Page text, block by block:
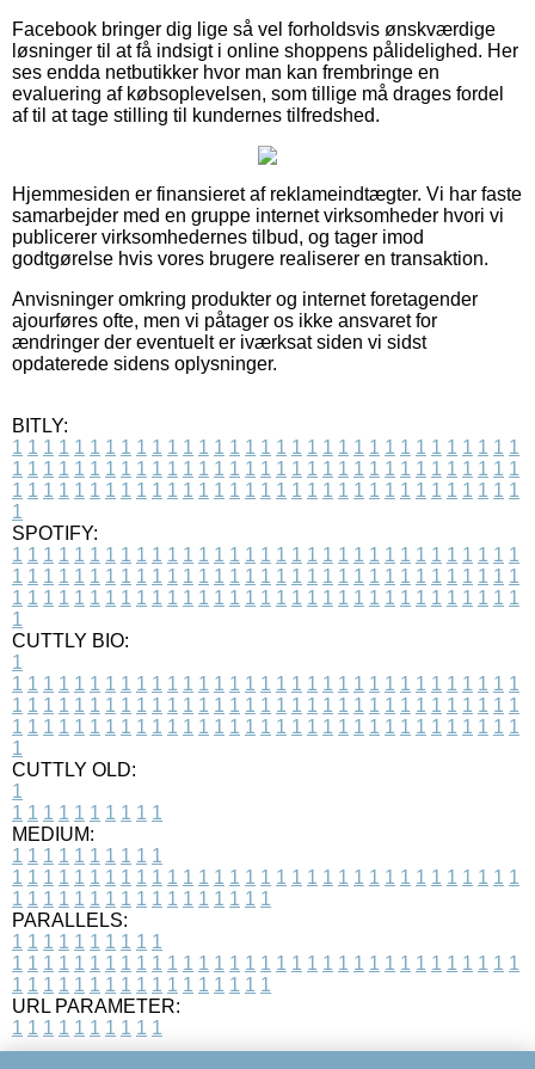
Facebook bringer dig lige så vel forholdsvis ønskværdige
løsninger til at få indsigt i online shoppens pålidelighed. Her
ses endda netbutikker hvor man kan frembringe en
evaluering af købsoplevelsen, som tillige må drages fordel
af til at tage stilling til kundernes tilfredshed.
Hjemmesiden er finansieret af reklameindtægter. Vi har faste
samarbejder med en gruppe internet virksomheder hvori vi
publicerer virksomhedernes tilbud, og tager imod
godtgørelse hvis vores brugere realiserer en transaktion.
Anvisninger omkring produkter og internet foretagender
ajourføres ofte, men vi påtager os ikke ansvaret for
ændringer der eventuelt er iværksat siden vi sidst
opdaterede sidens oplysninger.
BITLY:
1 1 1 1 1 1 1 1 1 1 1 1 1 1 1 1 1 1 1 1 1 1 1 1 1 1 1 1 1 1 1 1 1
1 1 1 1 1 1 1 1 1 1 1 1 1 1 1 1 1 1 1 1 1 1 1 1 1 1 1 1 1 1 1 1 1
1 1 1 1 1 1 1 1 1 1 1 1 1 1 1 1 1 1 1 1 1 1 1 1 1 1 1 1 1 1 1 1 1
1
SPOTIFY:
1 1 1 1 1 1 1 1 1 1 1 1 1 1 1 1 1 1 1 1 1 1 1 1 1 1 1 1 1 1 1 1 1
1 1 1 1 1 1 1 1 1 1 1 1 1 1 1 1 1 1 1 1 1 1 1 1 1 1 1 1 1 1 1 1 1
1 1 1 1 1 1 1 1 1 1 1 1 1 1 1 1 1 1 1 1 1 1 1 1 1 1 1 1 1 1 1 1 1
1
CUTTLY BIO:
1
1 1 1 1 1 1 1 1 1 1 1 1 1 1 1 1 1 1 1 1 1 1 1 1 1 1 1 1 1 1 1 1 1
1 1 1 1 1 1 1 1 1 1 1 1 1 1 1 1 1 1 1 1 1 1 1 1 1 1 1 1 1 1 1 1 1
1 1 1 1 1 1 1 1 1 1 1 1 1 1 1 1 1 1 1 1 1 1 1 1 1 1 1 1 1 1 1 1 1
1
CUTTLY OLD:
1
1 1 1 1 1 1 1 1 1 1
MEDIUM:
1 1 1 1 1 1 1 1 1 1
1 1 1 1 1 1 1 1 1 1 1 1 1 1 1 1 1 1 1 1 1 1 1 1 1 1 1 1 1 1 1 1 1
1 1 1 1 1 1 1 1 1 1 1 1 1 1 1 1 1
PARALLELS:
1 1 1 1 1 1 1 1 1 1
1 1 1 1 1 1 1 1 1 1 1 1 1 1 1 1 1 1 1 1 1 1 1 1 1 1 1 1 1 1 1 1 1
1 1 1 1 1 1 1 1 1 1 1 1 1 1 1 1 1
URL PARAMETER:
1 1 1 1 1 1 1 1 1 1